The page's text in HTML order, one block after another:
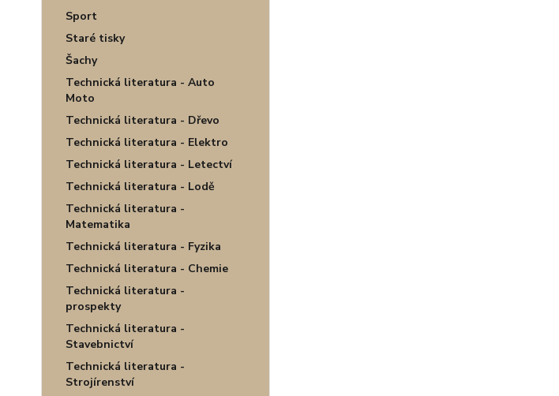
Sport
Staré tisky
Šachy
Technická literatura - Auto
Moto
Technická literatura - Dřevo
Technická literatura - Elektro
Technická literatura - Letectví
Technická literatura - Lodě
Technická literatura -
Matematika
Technická literatura - Fyzika
Technická literatura - Chemie
Technická literatura -
prospekty
Technická literatura -
Stavebnictví
Technická literatura -
Strojírenství